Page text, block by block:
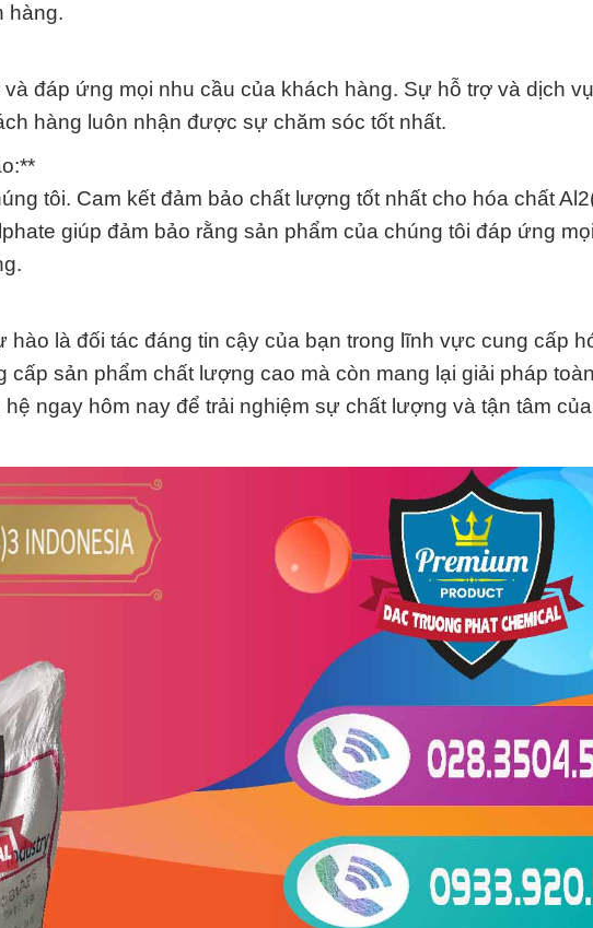
hàng.
đáp ứng mọi nhu cầu của khách hàng. Sự hỗ trợ và dịch
hàng luôn nhận được sự chăm sóc tốt nhất.
tôi. Cam kết đảm bảo chất lượng tốt nhất cho hóa chất
giúp đảm bảo rằng sản phẩm của chúng tôi đáp ứng
là đối tác đáng tin cậy của bạn trong lĩnh vực cung cấp
cấp sản phẩm chất lượng cao mà còn mang lại giải pháp
ngay hôm nay để trải nghiệm sự chất lượng và tận tâm